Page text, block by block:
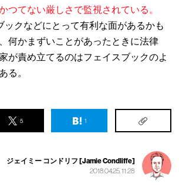
つてない厳しさで監視されている。
ックなどにとって有利な面があるかも
何かまずいことがあったときに法律
が責め立てるのはフェイスブックのよ
る。
5 1
ジェイミー コンドリフ [Jamie Condliffe]
2018.04.25, 11:28